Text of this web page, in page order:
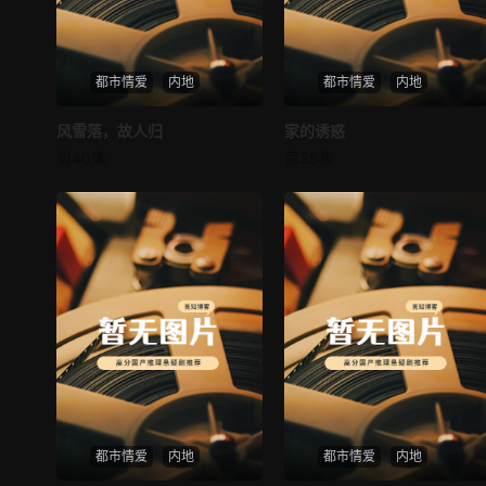
都市情爱 内地
风雪落，故人归
风雪落，故人归
都市情爱 内地
家的诱惑
家的诱惑
都市情爱 内地 都市情爱 内地